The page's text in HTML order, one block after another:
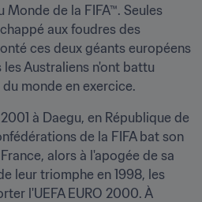
Monde de la FIFA™. Seules
ces deux géants européens
Australiens n'ont battu
monde en exercice.
à Daegu, en République de
de la FIFA bat son
alors à l'apogée de sa
l'UEFA EURO 2000. À